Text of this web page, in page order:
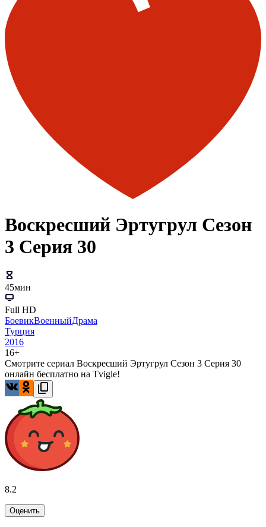
Воскресший Эртугрул Сезон
3 Серия 30
45мин
Full HD
БоевикВоенныйДрама
Турция
2016
16+
Смотрите сериал Воскресший Эртугрул Сезон 3 Серия 30
онлайн бесплатно на Tvigle!
8.2
Оценить